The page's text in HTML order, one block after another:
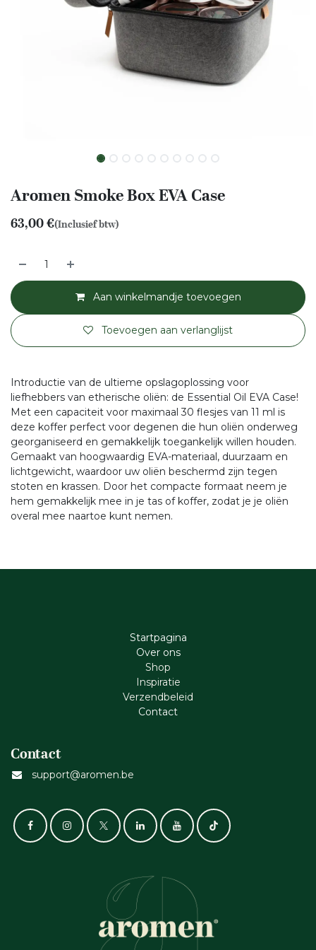
Aromen Smoke Box EVA Case
63,00€(Inclusief btw)
Aan winkelmandje toevoegen
Toevoegen aan verlanglijst
Introductie van de ultieme opslagoplossing voor
liefhebbers van etherische oliën: de Essential Oil EVA Case!
Met een capaciteit voor maximaal 30 flesjes van 11 ml is
deze koffer perfect voor degenen die hun oliën onderweg
georganiseerd en gemakkelijk toegankelijk willen houden.
Gemaakt van hoogwaardig EVA-materiaal, duurzaam en
lichtgewicht, waardoor uw oliën beschermd zijn tegen
stoten en krassen. Door het compacte formaat neem je
hem gemakkelijk mee in je tas of koffer, zodat je je oliën
overal mee naartoe kunt nemen.
Startpagina
Ove​r​ ons
Shop
Inspiratie
Verzendbeleid
Cont​act
Contact
support@aromen.be